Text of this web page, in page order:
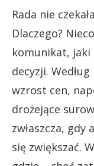
Rada nie
Dlaczego?
komunikat, jaki
decyzji.
wzrost cen,
drożejące
zwłaszcza,
się zwiększać.